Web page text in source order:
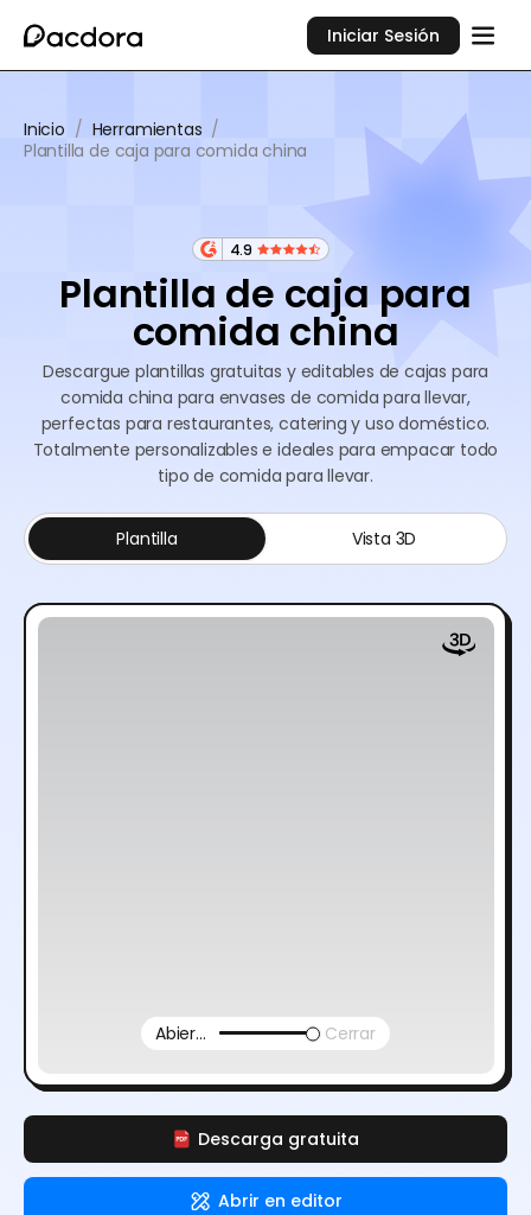
Iniciar Sesión
Inicio / Herramientas /
Plantilla de caja para comida china
4.9
Plantilla de caja para
comida china
Descargue plantillas gratuitas y editables de cajas para
comida china para envases de comida para llevar,
perfectas para restaurantes, catering y uso doméstico.
Totalmente personalizables e ideales para empacar todo
tipo de comida para llevar.
Descarga gratuita
Abrir en editor
Plantilla Vista 3D
Abierto Cerrar